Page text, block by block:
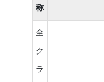
称
全
ク
ラ